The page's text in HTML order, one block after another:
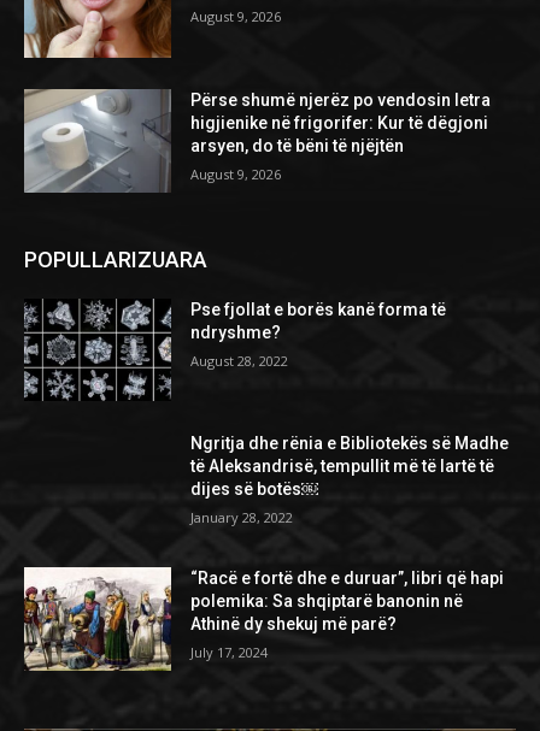
August 9, 2026
Përse shumë njerëz po vendosin letra
higjienike në frigorifer: Kur të dëgjoni
arsyen, do të bëni të njëjtën
August 9, 2026
POPULLARIZUARA
Pse fjollat e borës kanë forma të
ndryshme?
August 28, 2022
Ngritja dhe rënia e Bibliotekës së Madhe
të Aleksandrisë, tempullit më të lartë të
dijes së botës￼
January 28, 2022
“Racë e fortë dhe e duruar”, libri që hapi
polemika: Sa shqiptarë banonin në
Athinë dy shekuj më parë?
July 17, 2024